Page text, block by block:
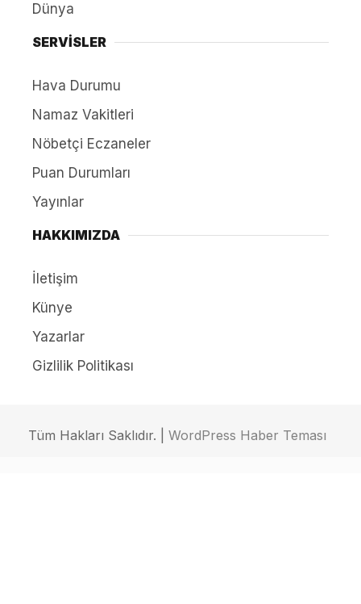
Dünya
SERVİSLER
Hava Durumu
Namaz Vakitleri
Nöbetçi Eczaneler
Puan Durumları
Yayınlar
HAKKIMIZDA
İletişim
Künye
Yazarlar
Gizlilik Politikası
Tüm Hakları Saklıdır. | WordPress Haber Teması